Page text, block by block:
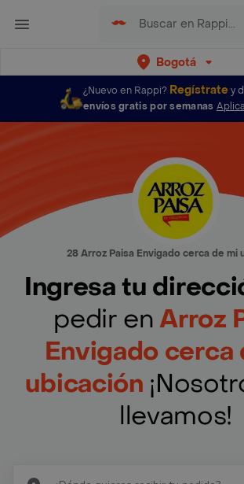
Bogotá
¿Nuevo en Rappi? Regístratey
envíos gratis por semanas
28 Arroz Paisa Envigado cerca de mi
Ingresa tu
pedir enArroz
Envigado cerca
ubicación
llevamos!